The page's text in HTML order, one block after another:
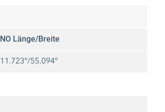
NO Länge/Breite
11.723°/55.094°